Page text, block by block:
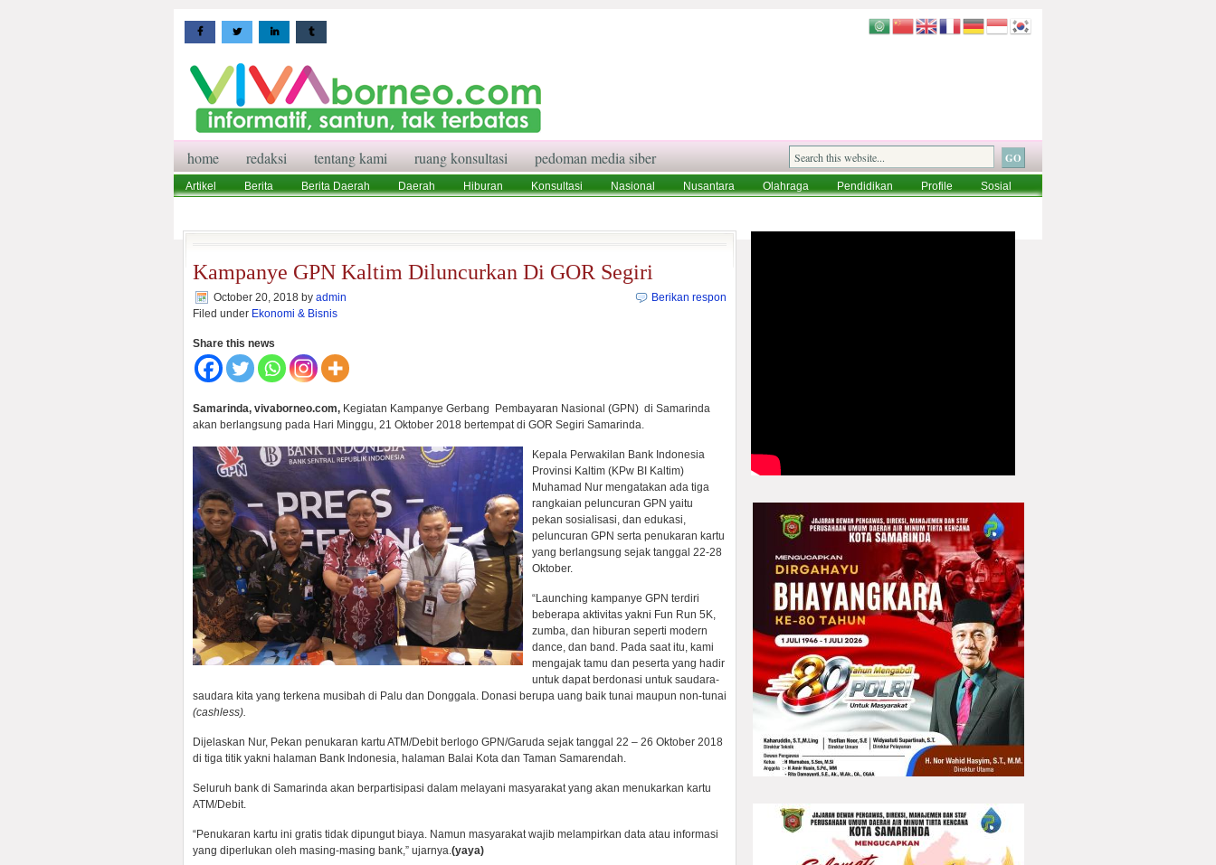
home redaksi tentang kami ruang konsultasi pedoman media siber
Artikel Berita Berita Daerah Daerah Hiburan Konsultasi Nasional Nusantara Olahraga Pendidikan Profile
Sosial
Kampanye GPN Kaltim Diluncurkan Di GOR Segiri
October 20, 2018 by admin
Filed under Ekonomi & Bisnis
Berikan respon
Share this news
Samarinda, vivaborneo.com, Kegiatan Kampanye Gerbang Pembayaran Nasional (GPN) di Samarinda
akan berlangsung pada Hari Minggu, 21 Oktober 2018 bertempat di GOR Segiri Samarinda.
Kepala Perwakilan Bank Indonesia
Provinsi Kaltim (KPw BI Kaltim)
Muhamad Nur mengatakan ada tiga
rangkaian peluncuran GPN yaitu
pekan sosialisasi, dan edukasi,
peluncuran GPN serta penukaran kartu
yang berlangsung sejak tanggal 22-28
Oktober.
“Launching kampanye GPN terdiri
beberapa aktivitas yakni Fun Run 5K,
zumba, dan hiburan seperti modern
dance, dan band. Pada saat itu, kami
mengajak tamu dan peserta yang hadir
untuk dapat berdonasi untuk saudara-
saudara kita yang terkena musibah di Palu dan Donggala. Donasi berupa uang baik tunai maupun non-tunai
(cashless).
Dijelaskan Nur, Pekan penukaran kartu ATM/Debit berlogo GPN/Garuda sejak tanggal 22 – 26 Oktober 2018
di tiga titik yakni halaman Bank Indonesia, halaman Balai Kota dan Taman Samarendah.
Seluruh bank di Samarinda akan berpartisipasi dalam melayani masyarakat yang akan menukarkan kartu
ATM/Debit.
“Penukaran kartu ini gratis tidak dipungut biaya. Namun masyarakat wajib melampirkan data atau informasi
yang diperlukan oleh masing-masing bank,” ujarnya.(yaya)